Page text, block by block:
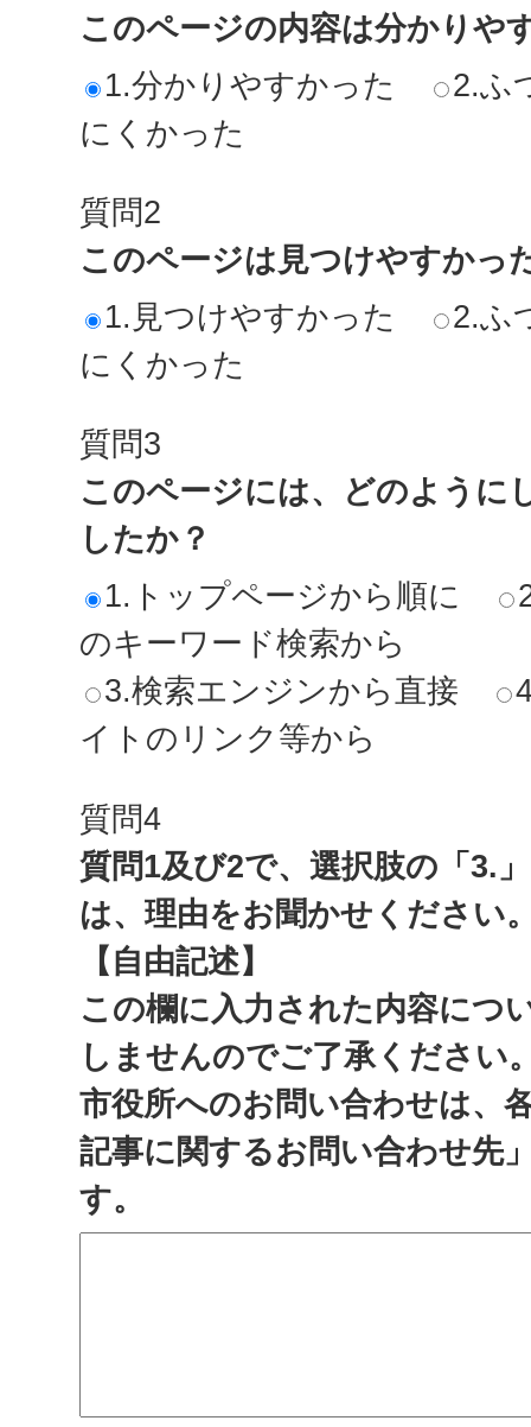
このページの内容は分かりや
1.分かりやすかった
2.ふ
にくかった
質問2
このページは見つけやすかっ
1.見つけやすかった
2.ふ
にくかった
質問3
このページには、どのように
したか？
1.トップページから順に
のキーワード検索から
3.検索エンジンから直接
イトのリンク等から
質問4
質問1及び2で、選択肢の「3.
は、理由をお聞かせください
【自由記述】
この欄に入力された内容につ
しませんのでご了承ください
市役所へのお問い合わせは、
記事に関するお問い合わせ先
す。